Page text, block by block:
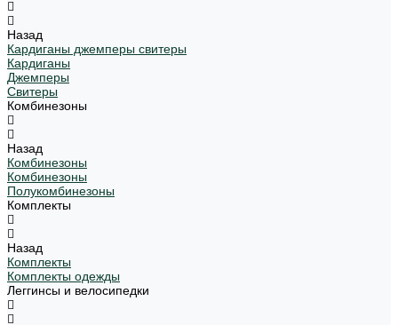
Назад
Кардиганы джемперы свитеры
Кардиганы
Джемперы
Свитеры
Комбинезоны
Назад
Комбинезоны
Комбинезоны
Полукомбинезоны
Комплекты
Назад
Комплекты
Комплекты одежды
Леггинсы и велосипедки